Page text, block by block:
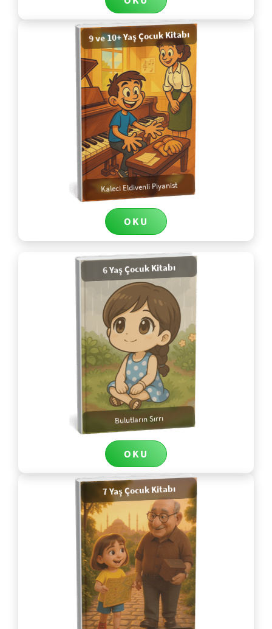
9 ve 10+ Yaş Çocuk Kitabı
Kaleci Eldivenli Piyanist
OKU
6 Yaş Çocuk Kitabı
Bulutların Sırrı
OKU
7 Yaş Çocuk Kitabı